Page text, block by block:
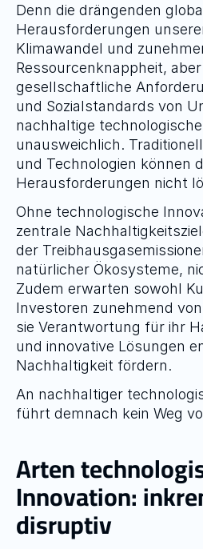
Denn die drängenden
Herausforderungen
Klimawandel und
Ressourcenknappheit,
gesellschaftliche
und Sozialstandards von
nachhaltige
unausweichlich.
und Technologien können
Herausforderungen nicht
Ohne technologische
zentrale
der
natürlicher Ökosysteme,
Zudem erwarten sowohl
Investoren zunehmend
sie Verantwortung für ihr
und innovative Lösungen
Nachhaltigkeit fördern.
An nachhaltiger
führt demnach kein Weg
Arten
Innovation:
disruptiv